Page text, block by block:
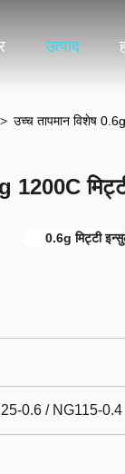
उत्पाद
> उच्च तापमान विशेष
1200C
0.6g मिट्टी
0.6 / NG115-0.4